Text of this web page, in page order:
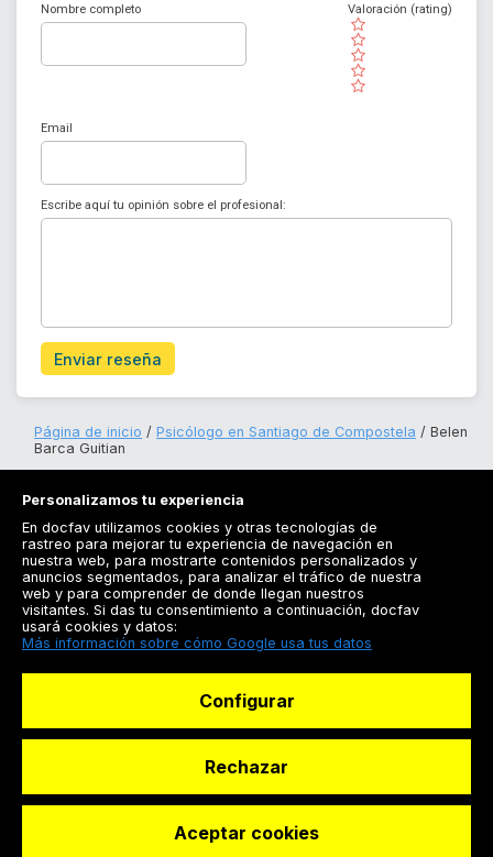
Nombre completo
( )
( )
( )
( )
( )
Valoración (rating)
Email
Escribe aquí tu opinión sobre el profesional:
Enviar reseña
Página de inicio Psicólogo en Santiago de Compostela
Belen
Barca Guitian
Registrarse
Docfav
© Dashboard Technologies S.L
Personalizamos tu experiencia
En docfav utilizamos cookies y otras tecnologías de
rastreo para mejorar tu experiencia de navegación en
nuestra web, para mostrarte contenidos personalizados y
anuncios segmentados, para analizar el tráfico de nuestra
web y para comprender de donde llegan nuestros
visitantes. Si das tu consentimiento a continuación, docfav
usará cookies y datos:
Más información sobre cómo Google usa tus datos
Configurar
Rechazar
Aceptar cookies